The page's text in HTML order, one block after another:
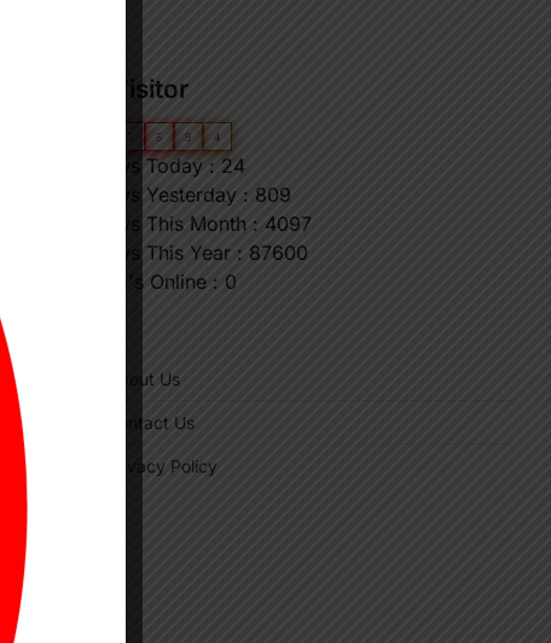
Our Visitor
5 9 4
Views Today : 24
Views Yesterday : 809
Views This Month : 4097
Views This Year : 87600
Who's Online : 0
About Us
Contact Us
Privacy Policy